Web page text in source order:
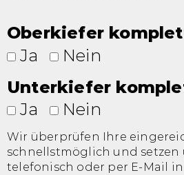
Oberkiefer
Ja
Nein
Unterkiefer
Ja
Nein
Wir überprüfen Ihre
schnellstmöglich und setzen
telefonisch oder per E-Mail